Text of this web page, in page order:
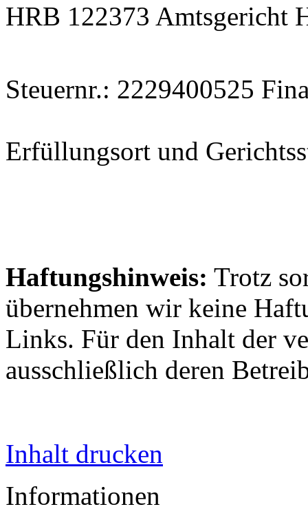
HRB 122373 Amtsgericht
Steuernr.: 2229400525
Erfüllungsort und
Haftungshinweis: Trotz
übernehmen wir keine
Links. Für den Inhalt der
ausschließlich deren
Inhalt drucken
Informationen